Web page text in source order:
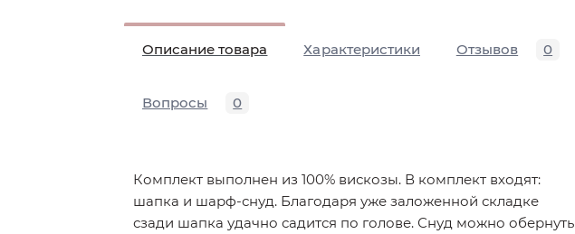
Описание товара Характеристики Отзывов 0
Вопросы 0
Комплект выполнен из 100% вискозы. В комплект входят:
шапка и шарф-снуд. Благодаря уже заложенной складке
сзади шапка удачно садится по голове. Снуд можно обернуть